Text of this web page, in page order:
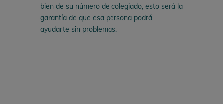
bien de su número de colegiado, esto será la
garantía de que esa persona podrá
ayudarte sin problemas.